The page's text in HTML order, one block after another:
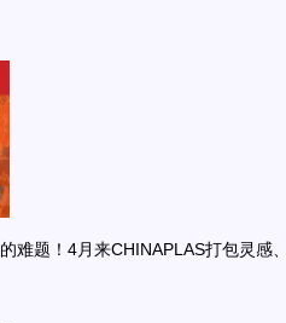
难题！4月来CHINAPLAS打包灵感